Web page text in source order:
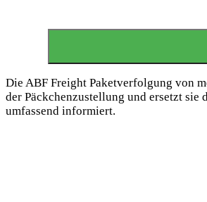
Die ABF Freight Paketverfolgung von
der Päckchenzustellung und ersetzt sie
umfassend informiert.